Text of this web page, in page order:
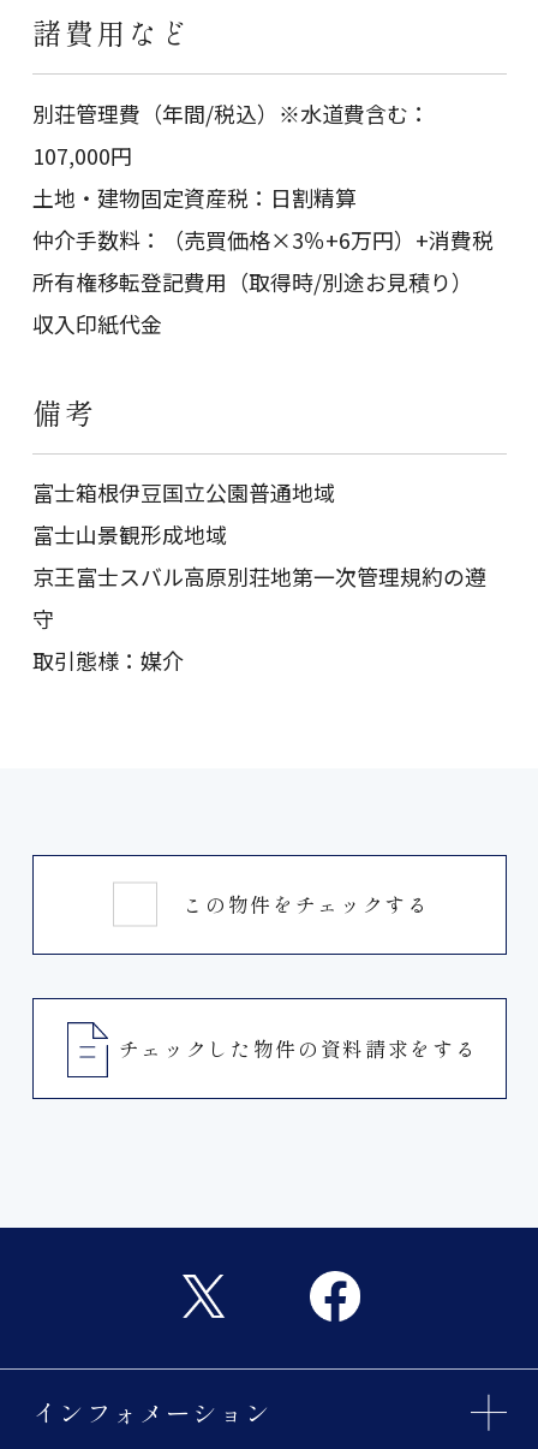
諸費用など
別荘管理費（年間/税込）※水道費含む：
107,000円
土地・建物固定資産税：日割精算
仲介手数料：（売買価格×3％+6万円）+消費税
所有権移転登記費用（取得時/別途お見積り）
収入印紙代金
備考
富士箱根伊豆国立公園普通地域
富士山景観形成地域
京王富士スバル高原別荘地第一次管理規約の遵
守
取引態様：媒介
この物件をチェックする
チェックした物件の資料請求をする
インフォメーション